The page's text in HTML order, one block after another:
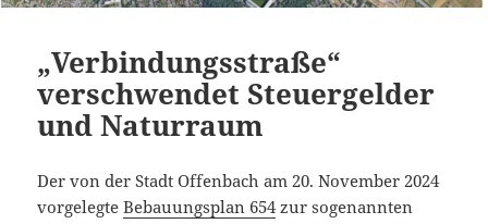
„Verbindungsstraße“
verschwendet Steuergelder
und Naturraum
Der von der Stadt Offenbach am 20. November 2024
vorgelegteBebauungsplan 654zur sogenannten